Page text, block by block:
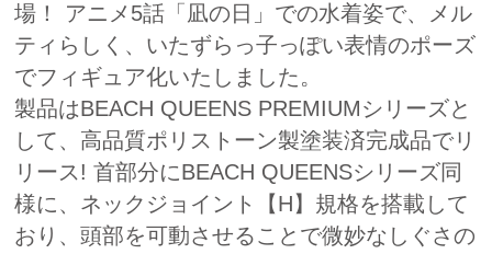
場！ アニメ5話「凪の日」での水着姿で、メル
ティらしく、いたずらっ子っぽい表情のポーズ
でフィギュア化いたしました。
製品はBEACH QUEENS PREMIUMシリーズと
して、高品質ポリストーン製塗装済完成品でリ
リース! 首部分にBEACH QUEENSシリーズ同
様に、ネックジョイント【H】規格を搭載して
おり、頭部を可動させることで微妙なしぐさの